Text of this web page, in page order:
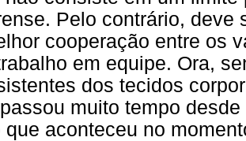
Pelo contrário, deve
cooperação entre os
em equipe. Ora,
dos tecidos
muito tempo
que aconteceu no